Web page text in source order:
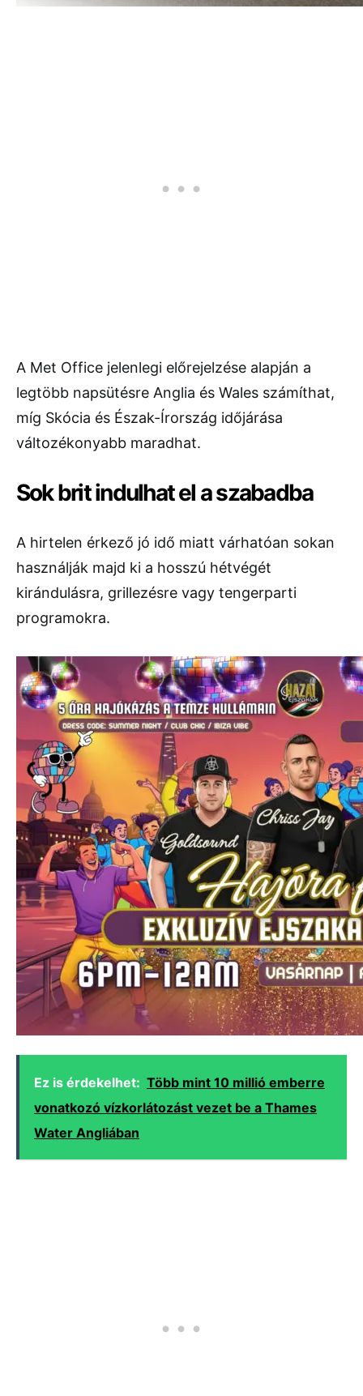
A Met Office jelenlegi előrejelzése alapján a
legtöbb napsütésre Anglia és Wales számíthat,
míg Skócia és Észak-Írország időjárása
változékonyabb maradhat.
Sok brit indulhat el a szabadba
A hirtelen érkező jó idő miatt várhatóan sokan
használják majd ki a hosszú hétvégét
kirándulásra, grillezésre vagy tengerparti
programokra.
Ez is érdekelhet: Több mint 10 millió emberre
vonatkozó vízkorlátozást vezet be a Thames
Water Angliában